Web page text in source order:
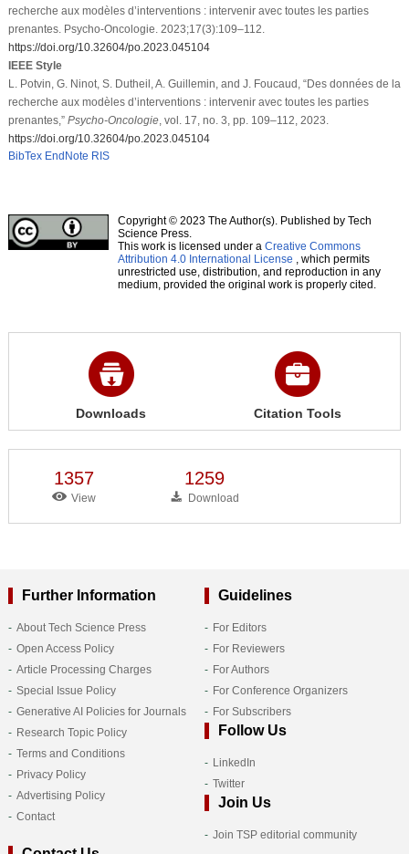
recherche aux modèles d’interventions : intervenir avec toutes les parties
prenantes. Psycho-Oncologie. 2023;17(3):109–112.
https://doi.org/10.32604/po.2023.045104
IEEE Style
L. Potvin, G. Ninot, S. Dutheil, A. Guillemin, and J. Foucaud, “Des données de la
recherche aux modèles d’interventions : intervenir avec toutes les parties
prenantes,” Psycho-Oncologie, vol. 17, no. 3, pp. 109–112, 2023.
https://doi.org/10.32604/po.2023.045104
BibTex EndNote RIS
Copyright © 2023 The Author(s). Published by Tech
Science Press.
This work is licensed under a Creative Commons
Attribution 4.0 International License , which permits
unrestricted use, distribution, and reproduction in any
medium, provided the original work is properly cited.
Downloads Citation Tools
1357
View
1259
Download
Further Information
About Tech Science Press
Open Access Policy
Article Processing Charges
Special Issue Policy
Generative AI Policies for Journals
Research Topic Policy
Terms and Conditions
Privacy Policy
Advertising Policy
Contact
Guidelines
For Editors
For Reviewers
For Authors
For Conference Organizers
For Subscribers
Follow Us
LinkedIn
Twitter
Join Us
Join TSP editorial community